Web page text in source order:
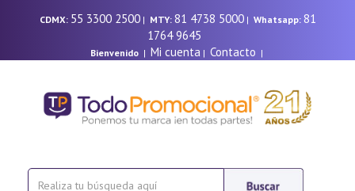
CDMX: 55 3300 2500| MTY: 81 4738 5000| Whatsapp: 81
1764 9645
Bienvenido| Mi cuenta | Contacto |